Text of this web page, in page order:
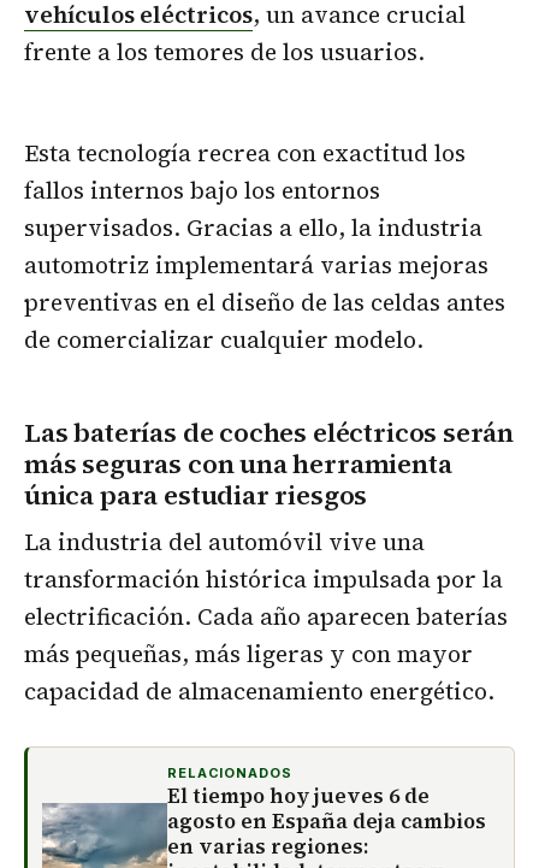
vehículos eléctricos, un avance crucial
frente a los temores de los usuarios.
Esta tecnología recrea con exactitud los
fallos internos bajo los entornos
supervisados. Gracias a ello, la industria
automotriz implementará varias mejoras
preventivas en el diseño de las celdas antes
de comercializar cualquier modelo.
Las baterías de coches eléctricos serán
más seguras con una herramienta
única para estudiar riesgos
La industria del automóvil vive una
transformación histórica impulsada por la
electrificación. Cada año aparecen baterías
más pequeñas, más ligeras y con mayor
capacidad de almacenamiento energético.
RELACIONADOS
El tiempo hoy jueves 6 de
agosto en España deja cambios
en varias regiones: